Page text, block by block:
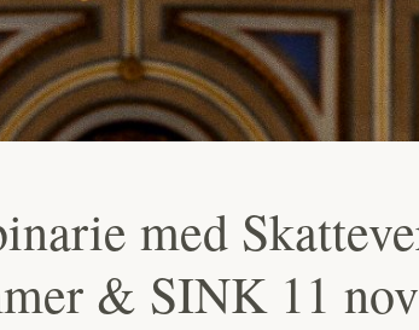
med
& SINK 11